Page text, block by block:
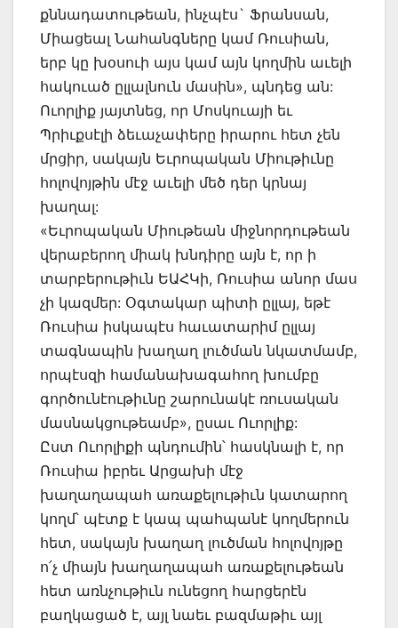
քննադատութեան, ինչպէս` Ֆրանսան,
Միացեալ Նահանգները կամ Ռուսիան,
երբ կը խօսուի այս կամ այն կողմին աւելի
հակուած ըլլալնուն մասին», պնդեց ան:
Ուորլիք յայտնեց, որ Մոսկուայի եւ
Պրիւքսէլի ձեւաչափերը իրարու հետ չեն
մրցիր, սակայն Եւրոպական Միութիւնը
հոլովոյթին մէջ աւելի մեծ դեր կրնայ
խաղալ:
«Եւրոպական Միութեան միջնորդութեան
վերաբերող միակ խնդիրը այն է, որ ի
տարբերութիւն ԵԱՀԿի, Ռուսիա անոր մաս
չի կազմեր: Օգտակար պիտի ըլլայ, եթէ
Ռուսիա իսկապէս հաւատարիմ ըլլայ
տագնապին խաղաղ լուծման նկատմամբ,
որպէսզի համանախագահող խումբը
գործունէութիւնը շարունակէ ռուսական
մասնակցութեամբ», ըսաւ Ուորլիք:
Ըստ Ուորլիքի պնդումին՝ հասկնալի է, որ
Ռուսիա իբրեւ Արցախի մէջ
խաղաղապահ առաքելութիւն կատարող
կողմ՝ պէտք է կապ պահպանէ կողմերուն
հետ, սակայն խաղաղ լուծման հոլովոյթը
ո՛չ միայն խաղաղապահ առաքելութեան
հետ առնչութիւն ունեցող հարցերէն
բաղկացած է, այլ նաեւ բազմաթիւ այլ